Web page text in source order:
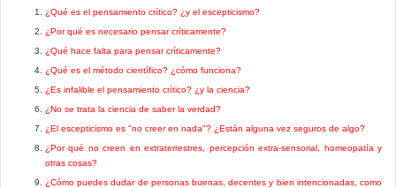
¿Qué es el pensamiento crítico? ¿y el escepticismo?
¿Por qué es necesario pensar críticamente?
¿Qué hace falta para pensar críticamente?
¿Qué es el método científico? ¿cómo funciona?
¿Es infalible el pensamiento crítico? ¿y la ciencia?
¿No se trata la ciencia de saber la verdad?
¿El escepticismo es "no creer en nada"? ¿Están alguna vez seguros de algo?
¿Por qué no creen en extraterrestres, percepción extra-sensorial, homeopatía y
otras cosas?
¿Cómo puedes dudar de personas buenas, decentes y bien intencionadas, como